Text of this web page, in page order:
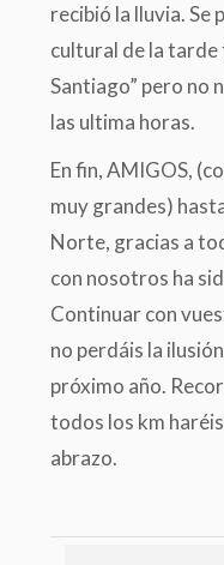
recibió la lluvia. Se
cultural de la tarde
Santiago” pero no
las ultima horas.
En fin, AMIGOS,
muy grandes)
Norte, gracias a
con nosotros ha
Continuar con
no perdáis la
próximo año.
todos los km
abrazo.